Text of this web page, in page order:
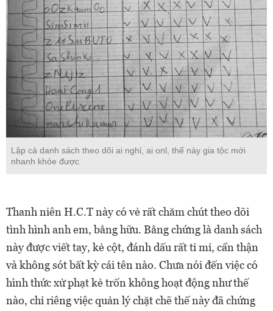
Lập cả danh sách theo dõi ai nghỉ, ai onl, thế này gia tộc mới
nhanh khỏe được
Thanh niên H.C.T này có vẻ rất chăm chút theo dõi
tình hình anh em, bằng hữu. Bằng chứng là danh sách
này được viết tay, kẻ cột, đánh dấu rất tỉ mỉ, cẩn thận
và không sót bất kỳ cái tên nào. Chưa nói đến việc có
hình thức xử phạt kẻ trốn không hoạt động như thế
nào, chỉ riêng việc quản lý chặt chẽ thế này đã chứng